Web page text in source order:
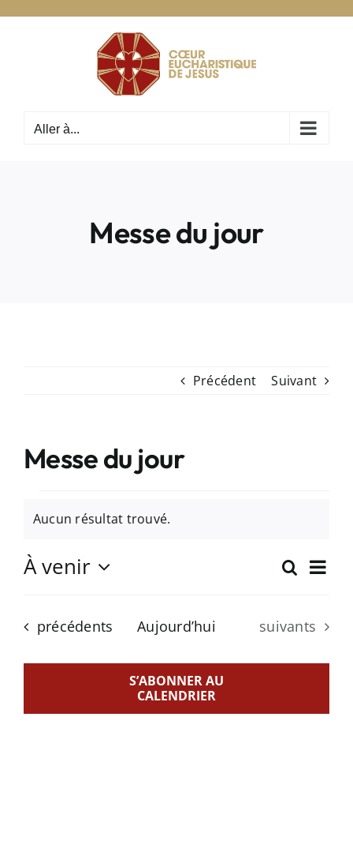
Aller à...
Messe du jour
Précédent Suivant
Messe du jour
Évènements
Notice
Aucun résultat trouvé.
de
À venir
date
Évènements
précédents Aujourd’hui Évènements
suivants
S’ABONNER AU
CALENDRIER